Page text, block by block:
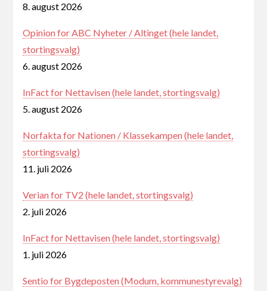
8. august 2026
Opinion for ABC Nyheter / Altinget (hele landet,
stortingsvalg)
6. august 2026
InFact for Nettavisen (hele landet, stortingsvalg)
5. august 2026
Norfakta for Nationen / Klassekampen (hele landet,
stortingsvalg)
11. juli 2026
Verian for TV2 (hele landet, stortingsvalg)
2. juli 2026
InFact for Nettavisen (hele landet, stortingsvalg)
1. juli 2026
Sentio for Bygdeposten (Modum, kommunestyrevalg)